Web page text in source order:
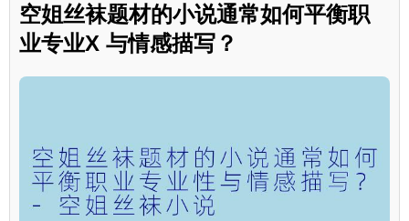
空姐丝袜题材的小说通常如何平衡职
业专业X 与情感描写？